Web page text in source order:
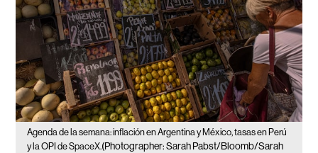
Agenda de la semana: inflación en Argentina y México, tasas en Perú
y la OPI de SpaceX.(Photographer: Sarah Pabst/Bloomb/Sarah